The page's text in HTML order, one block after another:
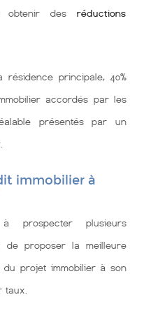
obtenir des réductions
principale, 40%
accordés par les
présentés par un
immobilier à
prospecter plusieurs
de proposer la meilleure
du projet immobilier à son
taux.